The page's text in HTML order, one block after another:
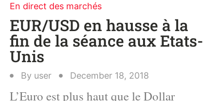
En direct des marchés
EUR/USD en hausse à la
fin de la séance aux Etats-
Unis
By user December 18, 2018
L’Euro est plus haut que le Dollar